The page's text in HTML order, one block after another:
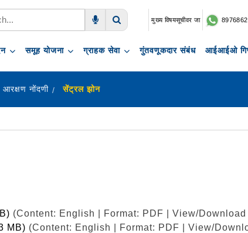
मुख्य विषयसूचीवर जा
समूह योजना ग्राहक सेवा गुंतवणूकदार संबंध आईआईओ
नोंदणी सेंट्रल झोन
(Content: English | Format: PDF | View/
MB) (Content: English | Format: PDF | View/